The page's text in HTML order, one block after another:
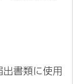
書類に使用